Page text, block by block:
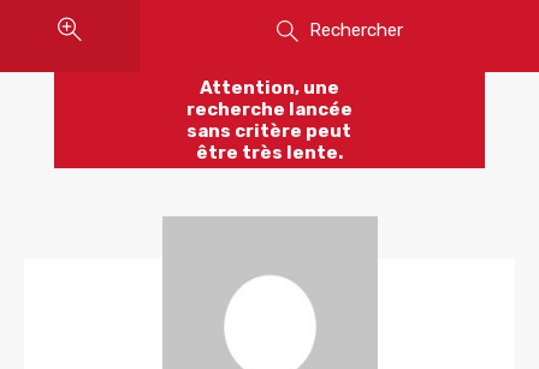
Rechercher
Attention, une
recherche lancée
sans critère peut
être très lente.